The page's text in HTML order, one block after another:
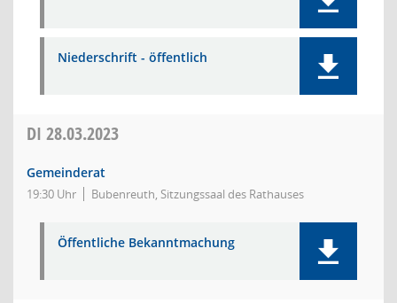
Niederschrift - öffentlich
DI 28.03.2023
Gemeinderat
19:30 Uhr Bubenreuth, Sitzungssaal des Rathauses
Öffentliche Bekanntmachung